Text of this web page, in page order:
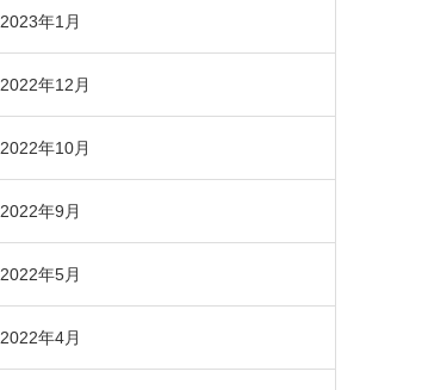
2023年1月
2022年12月
2022年10月
2022年9月
2022年5月
2022年4月